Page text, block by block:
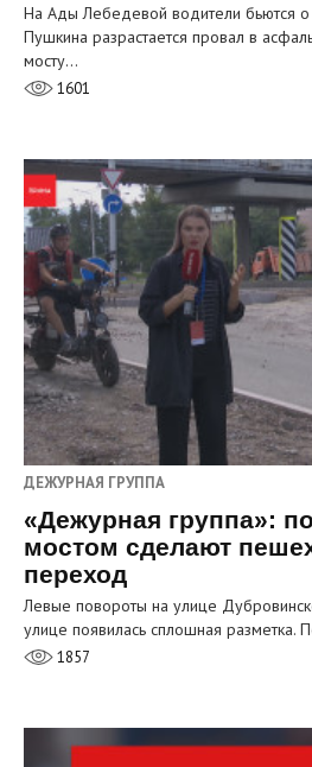
На Ады Лебедевой водители бьются
Пушкина разрастается провал в
мосту…
1601
ДЕЖУРНАЯ ГРУППА
«Дежурная группа»:
мостом сделают
переход
Левые повороты на улице
улице появилась сплошная разметка.
1857